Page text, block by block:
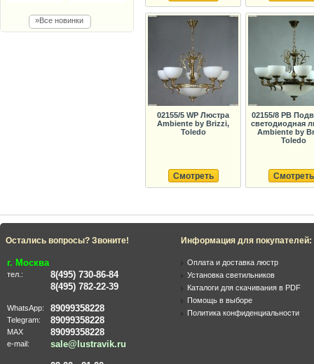
»Все новинки
02155/5 WP Люстра
Ambiente by Brizzi,
Toledo
Смотреть
02155/8 PB
светодиодная
Ambiente by
Toledo
Смотреть
Остались вопросы? Звоните!
г. Москва
тел.:
8(495) 730-86-84
8(495) 782-22-39
WhatsApp: 89099358228
Telegram: 89099358228
MAX 89099358228
e-mail: sale@lustravik.ru
Информация для покупателей:
Оплата и доставка люстр
Установка светильников
Каталоги для скачивания в PDF
Помощь в выборе
Политика конфиденциальности